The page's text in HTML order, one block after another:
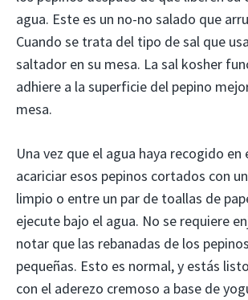
agua. Este es un no-no salado que
Cuando se trata del tipo de sal que
saltador en su mesa. La sal kosher
adhiere a la superficie del pepino
mesa.
Una vez que el agua haya recogido
acariciar esos pepinos cortados con
limpio o entre un par de toallas de
ejecute bajo el agua. No se requiere
notar que las rebanadas de los
pequeñas. Esto es normal, y estás
con el aderezo cremoso a base de